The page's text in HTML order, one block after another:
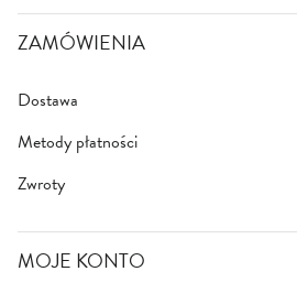
t
e
rZAMÓWIENIA
Dostawa
Metody płatności
Zwroty
MOJE KONTO